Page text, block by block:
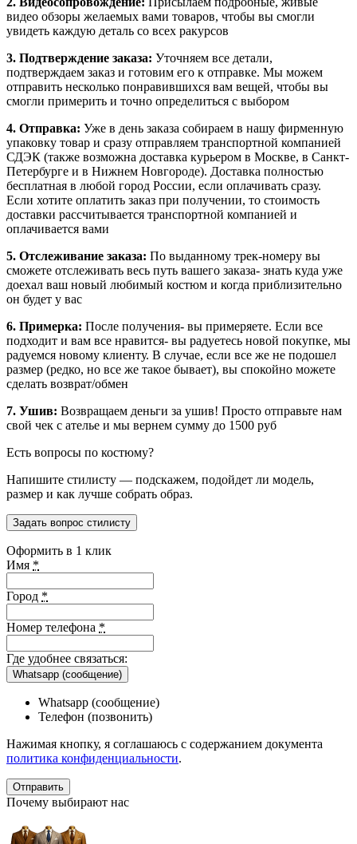
видео обзоры желаемых вами товаров, чтобы вы смогли
увидеть каждую деталь со всех ракурсов
3. Подтверждение заказа: Уточняем все детали,
подтверждаем заказ и готовим его к отправке. Мы можем
отправить несколько понравившихся вам вещей, чтобы вы
смогли примерить и точно определиться с выбором
4. Отправка: Уже в день заказа собираем в нашу фирменную
упаковку товар и сразу отправляем транспортной компанией
СДЭК (также возможна доставка курьером в Москве, в Санкт-
Петербурге и в Нижнем Новгороде). Доставка полностью
бесплатная в любой город России, если оплачивать сразу.
Если хотите оплатить заказ при получении, то стоимость
доставки рассчитывается транспортной компанией и
оплачивается вами
5. Отслеживание заказа: По выданному трек-номеру вы
сможете отслеживать весь путь вашего заказа- знать куда уже
доехал ваш новый любимый костюм и когда приблизительно
он будет у вас
6. Примерка: После получения- вы примеряете. Если все
подходит и вам все нравится- вы радуетесь новой покупке, мы
радуемся новому клиенту. В случае, если все же не подошел
размер (редко, но все же такое бывает), вы спокойно можете
сделать возврат/обмен
7. Ушив: Возвращаем деньги за ушив! Просто отправьте нам
свой чек с ателье и мы вернем сумму до 1500 руб
Есть вопросы по костюму?
Напишите стилисту — подскажем, подойдет ли модель,
размер и как лучше собрать образ.
Задать вопрос стилисту
Оформить в 1 клик
Имя *
Город *
Номер телефона *
Где удобнее связаться:
Whatsapp (сообщение)
Whatsapp (сообщение)
Телефон (позвонить)
Нажимая кнопку, я соглашаюсь с содержанием документа
политика конфиденциальности.
Почему выбирают нас